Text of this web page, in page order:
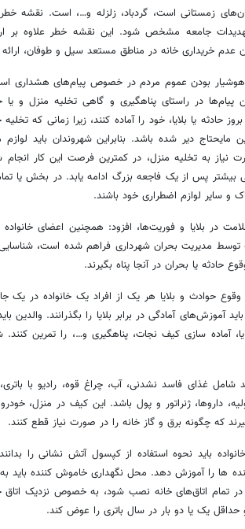
زمستانی است، گردباد، زلزله و…، است. نقشه
جامعه مشخص شود. این نقشه خطر علاوه بر
عدم خریداری خانه در مناطق مستعد سیل و طوفان،
هوشیار بودن عموم مردم در خصوص پیام‌های هشداری
در راستای پناهگیری و گاهی تخلیه منزل و
بروز حادثه یا بلایا، خود را آماده کنند، زیرا زمانی که
مایحتاج دیر شده باشد. بنابراین شهروندان باید لوازم
نیاز به تخلیه منزل، در کمترین فرصت این کار انجام
بیشتر پس از یک فاجعه بزرگ ادامه یابد. در بخش یا
و سایر لوازم اضطراری خود باشند.
در بلایا و فوریت‌ها، افزود: همچنین اعضای خانواده
مدیریت بحران شهرداری فراهم شده است،
حادثه یا بحران در آنجا پناه بگیرند.
حوادث و بلایا هر یک از افراد یک خانواده در یک
آموزش‌های آمادگی در برابر بلایا را بگذرانند. والدین
آماده سازی کیف نجات، پناهگیری و…، را تمرین
شامل غذای فاسد نشدنی، آب، چراغ قوه، رادیو با
داروها، ژنراتور و پول باشد. این کیف در منزل،
که چگونه برق و گاز خانه را در صورت نیاز قطع کنند.
باید نحوه استفاده از کپسول آتش نشانی را
ها را آموزش دهد. محل نگهداری خاموش کننده باید
تمام اتاق‌های خانه نصب شود، به خصوص نزدیک اتاق
حداقل یک یا دو بار در سال باتری را عوض کند.
پنج‌شنبه ۱۵ مرداد ۱۴۰۵ روزنامه‌های صبح